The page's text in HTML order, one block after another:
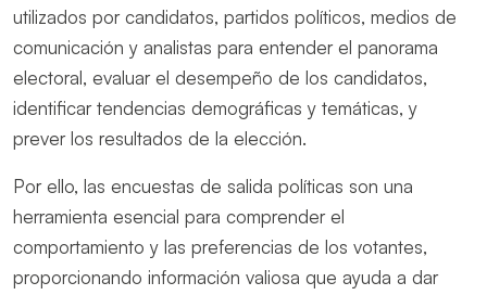
utilizados por candidatos, partidos políticos, medios de
comunicación y analistas para entender el panorama
electoral, evaluar el desempeño de los candidatos,
identificar tendencias demográficas y temáticas, y
prever los resultados de la elección.
Por ello, las encuestas de salida políticas son una
herramienta esencial para comprender el
comportamiento y las preferencias de los votantes,
proporcionando información valiosa que ayuda a dar